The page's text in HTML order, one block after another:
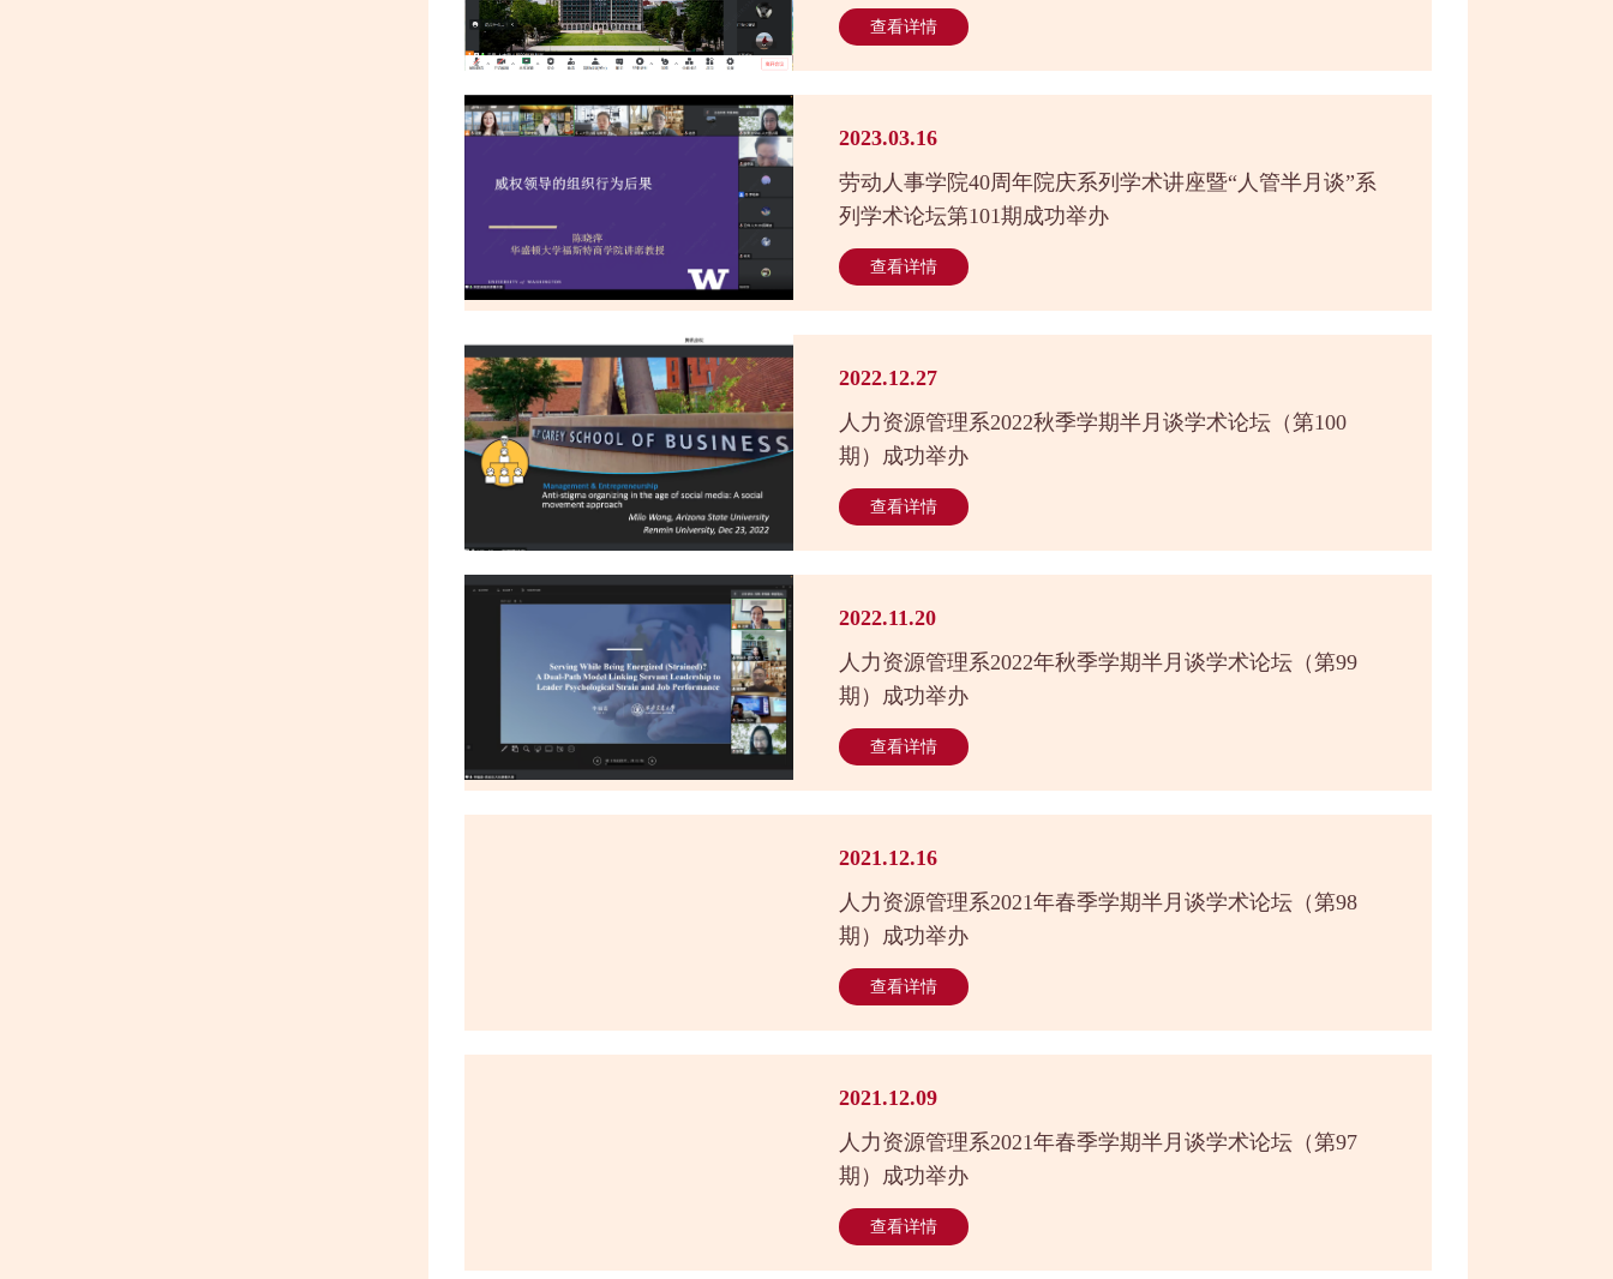
查看详情
2023.03.16
劳动人事学院40周年院庆系列学术讲座暨“人管半月谈”系
列学术论坛第101期成功举办
查看详情
2022.12.27
人力资源管理系2022秋季学期半月谈学术论坛（第100
期）成功举办
查看详情
2022.11.20
人力资源管理系2022年秋季学期半月谈学术论坛（第99
期）成功举办
查看详情
2021.12.16
人力资源管理系2021年春季学期半月谈学术论坛（第98
期）成功举办
查看详情
2021.12.09
人力资源管理系2021年春季学期半月谈学术论坛（第97
期）成功举办
查看详情